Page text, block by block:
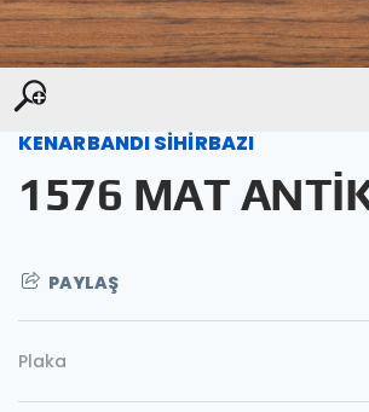
KENARBANDI SİHİRBAZI
1576 MAT
PAYLAŞ
Plaka